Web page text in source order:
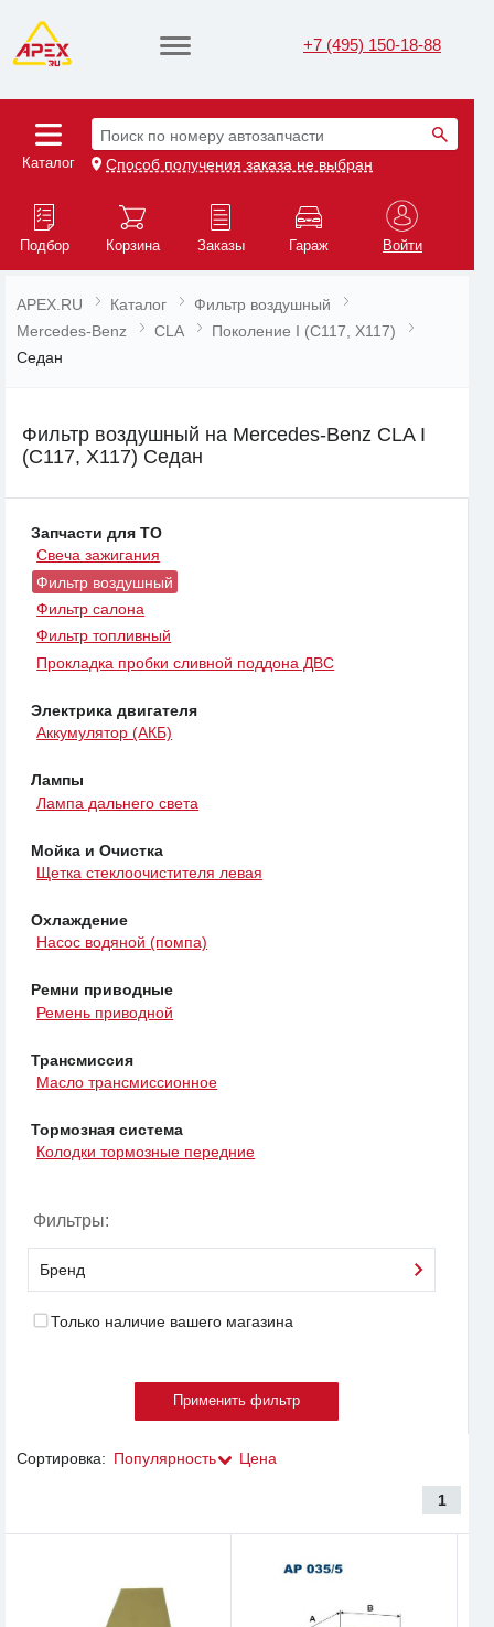
+7 (495) 150-18-88
Каталог
Поиск по номеру автозапчасти
Способ получения заказа не выбран
Подбор Корзина Заказы Гараж Войти
APEX.RU Каталог
Фильтр воздушный
Mercedes-Benz
CLA
Поколение I (C117, X117)
Седан
Фильтр воздушный на Mercedes-Benz CLA I
(C117, X117) Седан
Запчасти для ТО
Свеча зажигания
Фильтр воздушный
Фильтр салона
Фильтр топливный
Прокладка пробки сливной поддона ДВС
Электрика двигателя
Аккумулятор (АКБ)
Лампы
Лампа дальнего света
Мойка и Очистка
Щетка стеклоочистителя левая
Охлаждение
Насос водяной (помпа)
Ремни приводные
Ремень приводной
Трансмиссия
Масло трансмиссионное
Тормозная система
Колодки тормозные передние
Фильтры:
Бренд
Только наличие вашего магазина
Сортировка: Популярность Цена
1